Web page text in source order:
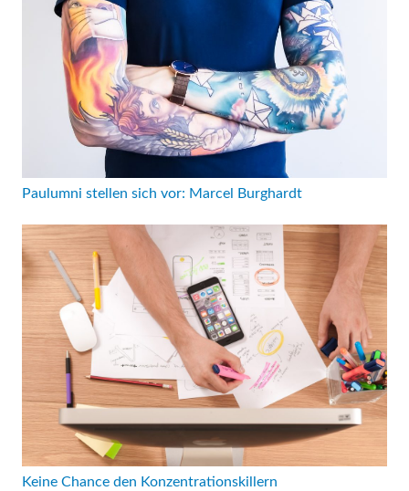
Paulumni stellen sich vor: Marcel Burghardt
Keine Chance den Konzentrationskillern